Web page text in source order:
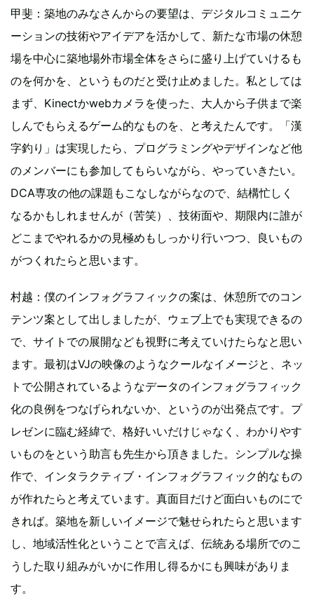
甲斐：築地のみなさんからの要望は、デジタルコミュニケ
ーションの技術やアイデアを活かして、新たな市場の休憩
場を中心に築地場外市場全体をさらに盛り上げていけるも
のを何かを、というものだと受け止めました。私としては
まず、Kinectかwebカメラを使った、大人から子供まで楽
しんでもらえるゲーム的なものを、と考えたんです。「漢
字釣り」は実現したら、プログラミングやデザインなど他
のメンバーにも参加してもらいながら、やっていきたい。
DCA専攻の他の課題もこなしながらなので、結構忙しく
なるかもしれませんが（苦笑）、技術面や、期限内に誰が
どこまでやれるかの見極めもしっかり行いつつ、良いもの
がつくれたらと思います。
村越：僕のインフォグラフィックの案は、休憩所でのコン
テンツ案として出しましたが、ウェブ上でも実現できるの
で、サイトでの展開なども視野に考えていけたらなと思い
ます。最初はVJの映像のようなクールなイメージと、ネッ
トで公開されているようなデータのインフォグラフィック
化の良例をつなげられないか、というのが出発点です。プ
レゼンに臨む経緯で、格好いいだけじゃなく、わかりやす
いものをという助言も先生から頂きました。シンプルな操
作で、インタラクティブ・インフォグラフィック的なもの
が作れたらと考えています。真面目だけど面白いものにで
きれば。築地を新しいイメージで魅せられたらと思います
し、地域活性化ということで言えば、伝統ある場所でのこ
うした取り組みがいかに作用し得るかにも興味がありま
す。